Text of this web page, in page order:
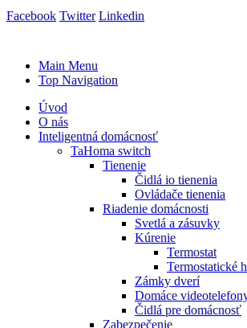
Facebook Twitter Linkedin
Main Menu
Top Navigation
Úvod
O nás
Inteligentná domácnosť
TaHoma switch
Tienenie
Čidlá io tienenia
Ovládače tienenia
Riadenie domácnosti
Svetlá a zásuvky
Kúrenie
Termostat
Termostatické
Zámky dverí
Domáce
Čidlá pre domácnosť
Zabezpečenie